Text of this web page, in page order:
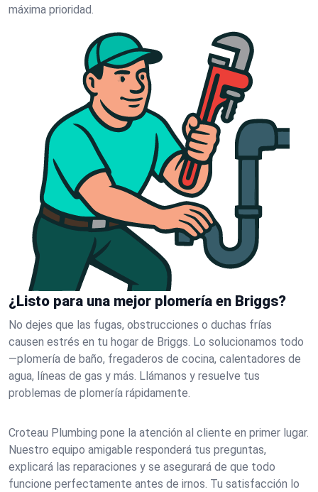
máxima prioridad.
¿Listo para una mejor plomería en Briggs?
No dejes que las fugas, obstrucciones o duchas frías
causen estrés en tu hogar de Briggs. Lo solucionamos todo
—plomería de baño, fregaderos de cocina, calentadores de
agua, líneas de gas y más. Llámanos y resuelve tus
problemas de plomería rápidamente.
Croteau Plumbing pone la atención al cliente en primer lugar.
Nuestro equipo amigable responderá tus preguntas,
explicará las reparaciones y se asegurará de que todo
funcione perfectamente antes de irnos. Tu satisfacción lo